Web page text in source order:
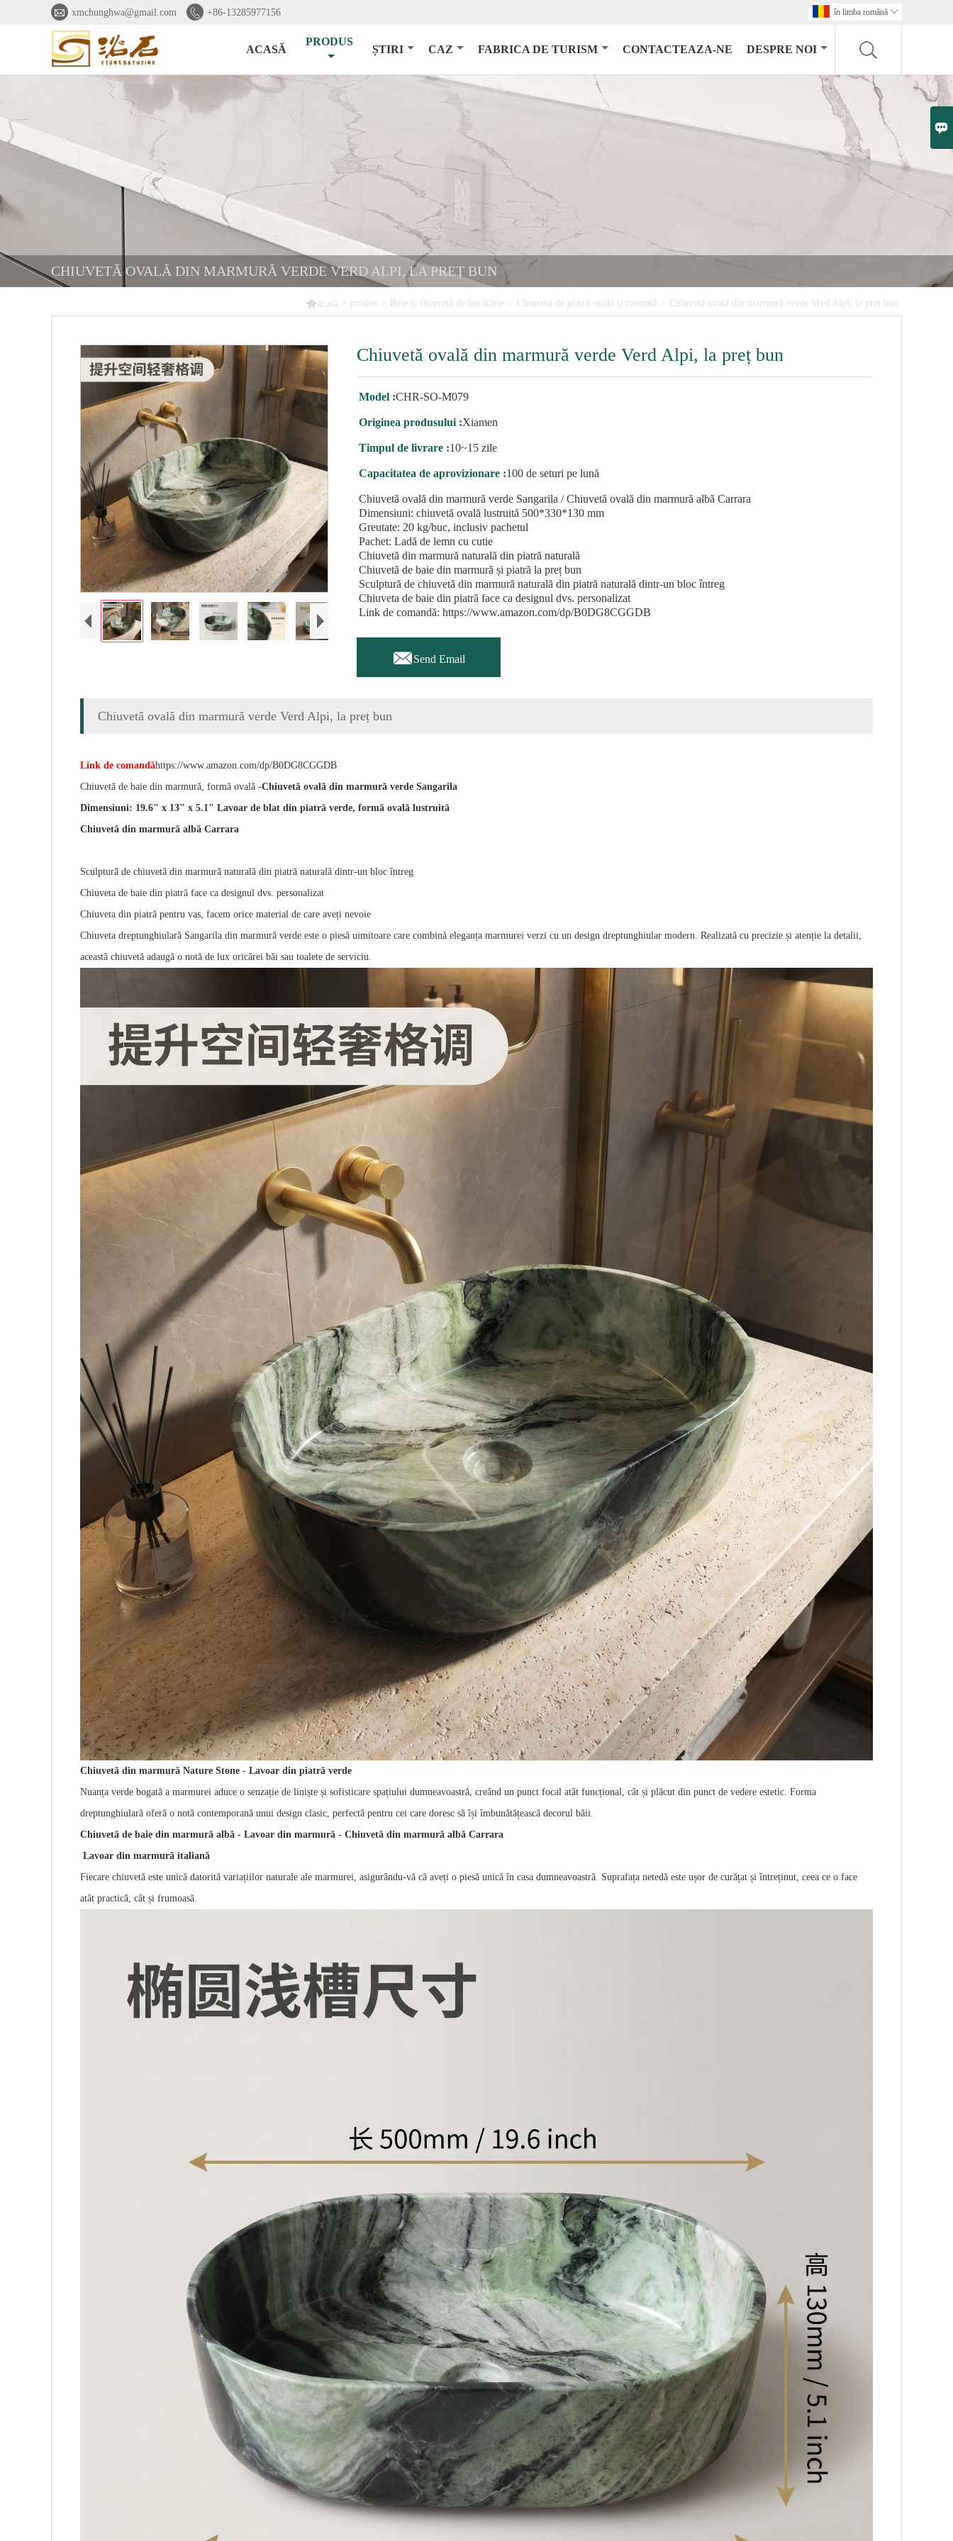

 xmchunghwa@gmail.com  +86-13285977156 în limba română 
ACASĂ
PRODUS
ȘTIRI CAZ FABRICA DE TURISM CONTACTEAZA-NE DESPRE NOI
CHIUVETĂ OVALĂ DIN MARMURĂ VERDE VERD ALPI, LA PREȚ BUN
acasă > produs > Baie și chiuvetă de bucătărie > Chiuveta de piatră ovală și rotundă > Chiuvetă ovală din marmură verde Verd Alpi, la preț bun
Chiuvetă ovală din marmură verde Verd Alpi, la preț bun
Model :CHR-SO-M079
Originea produsului :Xiamen
Timpul de livrare :10~15 zile
Capacitatea de aprovizionare :100 de seturi pe lună
Chiuvetă ovală din marmură verde Sangarila / Chiuvetă ovală din marmură albă Carrara
Dimensiuni: chiuvetă ovală lustruită 500*330*130 mm
Greutate: 20 kg/buc, inclusiv pachetul
Pachet: Ladă de lemn cu cutie
Chiuvetă din marmură naturală din piatră naturală
Chiuvetă de baie din marmură și piatră la preț bun
Sculptură de chiuvetă din marmură naturală din piatră naturală dintr-un bloc întreg
Chiuveta de baie din piatră face ca designul dvs. personalizat
Link de comandă: https://www.amazon.com/dp/B0DG8CGGDB
Send Email
Chiuvetă ovală din marmură verde Verd Alpi, la preț bun
Link de comandăhttps://www.amazon.com/dp/B0DG8CGGDB
Chiuvetă de baie din marmură, formă ovală -Chiuvetă ovală din marmură verde Sangarila
Dimensiuni: 19.6" x 13" x 5.1" Lavoar de blat din piatră verde, formă ovală lustruită
Chiuvetă din marmură albă Carrara
Sculptură de chiuvetă din marmură naturală din piatră naturală dintr-un bloc întreg
Chiuveta de baie din piatră face ca designul dvs. personalizat
Chiuveta din piatră pentru vas, facem orice material de care aveți nevoie
Chiuveta dreptunghiulară Sangarila din marmură verde este o piesă uimitoare care combină eleganța marmurei verzi cu un design dreptunghiular modern. Realizată cu precizie și atenție la detalii,
această chiuvetă adaugă o notă de lux oricărei băi sau toalete de serviciu.
Chiuvetă din marmură Nature Stone - Lavoar din piatră verde
Nuanța verde bogată a marmurei aduce o senzație de liniște și sofisticare spațiului dumneavoastră, creând un punct focal atât funcțional, cât și plăcut din punct de vedere estetic. Forma
dreptunghiulară oferă o notă contemporană unui design clasic, perfectă pentru cei care doresc să își îmbunătățească decorul băii.
Chiuvetă de baie din marmură albă - Lavoar din marmură - Chiuvetă din marmură albă Carrara
Lavoar din marmură italiană
Fiecare chiuvetă este unică datorită variațiilor naturale ale marmurei, asigurându-vă că aveți o piesă unică în casa dumneavoastră. Suprafața netedă este ușor de curățat și întreținut, ceea ce o face
atât practică, cât și frumoasă.